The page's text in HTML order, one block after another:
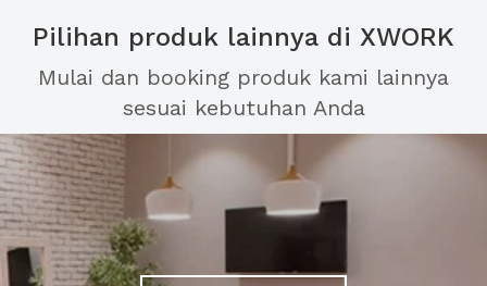
Pilihan produk lainnya di XWORK
Mulai dan booking produk kami lainnya
sesuai kebutuhan Anda